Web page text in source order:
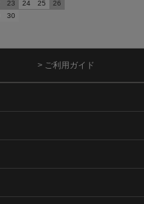
23 24 25
26
30
> ご利用ガイド